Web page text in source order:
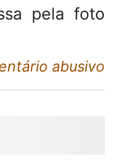
pela foto
abusivo